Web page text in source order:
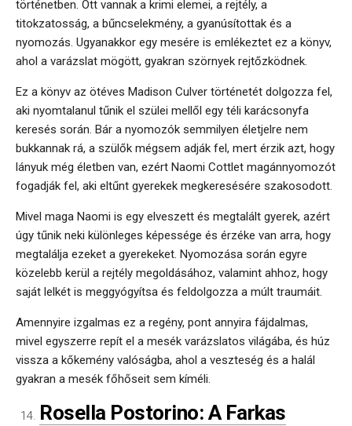
történetben. Ott vannak a krimi elemei, a rejtély, a
titokzatosság, a bűncselekmény, a gyanúsítottak és a
nyomozás. Ugyanakkor egy mesére is emlékeztet ez a könyv,
ahol a varázslat mögött, gyakran szörnyek rejtőzködnek.
Ez a könyv az ötéves Madison Culver történetét dolgozza fel,
aki nyomtalanul tűnik el szülei mellől egy téli karácsonyfa
keresés során. Bár a nyomozók semmilyen életjelre nem
bukkannak rá, a szülők mégsem adják fel, mert érzik azt, hogy
lányuk még életben van, ezért Naomi Cottlet magánnyomozót
fogadják fel, aki eltűnt gyerekek megkeresésére szakosodott.
Mivel maga Naomi is egy elveszett és megtalált gyerek, azért
úgy tűnik neki különleges képessége és érzéke van arra, hogy
megtalálja ezeket a gyerekeket. Nyomozása során egyre
közelebb kerül a rejtély megoldásához, valamint ahhoz, hogy
saját lelkét is meggyógyítsa és feldolgozza a múlt traumáit.
Amennyire izgalmas ez a regény, pont annyira fájdalmas,
mivel egyszerre repít el a mesék varázslatos világába, és húz
vissza a kőkemény valóságba, ahol a veszteség és a halál
gyakran a mesék főhőseit sem kíméli.
Rosella Postorino: A Farkas